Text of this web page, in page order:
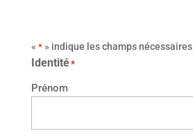
« *» indique les champs nécessaires
Identité*
Prénom